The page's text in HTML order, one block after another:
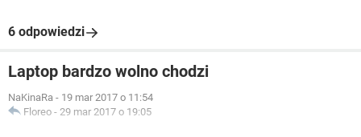
6 odpowiedzi
Laptop bardzo wolno chodzi
NaKinaRa - 19 mar 2017 o 11:54
Floreo - 29 mar 2017 o 19:05